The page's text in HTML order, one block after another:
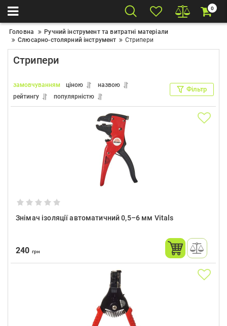
0
Головна
Ручний інструмент та витратні матеріали
Слюсарно-столярний інструмент
Стрипери
Стрипери
замовчуванням ціною
назвою
рейтингу
популярністю
Фільтр
Знімач ізоляції автоматичний 0,5–6 мм Vitals
240 грн